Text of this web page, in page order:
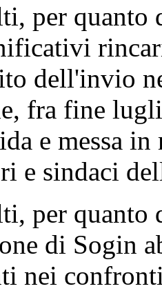
quanto di
dell'invio
fra fine
e messa
e sindaci
quanto di
di Sogin
nei